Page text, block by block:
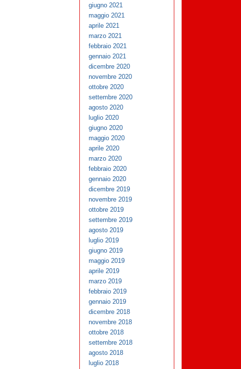
giugno 2021
maggio 2021
aprile 2021
marzo 2021
febbraio 2021
gennaio 2021
dicembre 2020
novembre 2020
ottobre 2020
settembre 2020
agosto 2020
luglio 2020
giugno 2020
maggio 2020
aprile 2020
marzo 2020
febbraio 2020
gennaio 2020
dicembre 2019
novembre 2019
ottobre 2019
settembre 2019
agosto 2019
luglio 2019
giugno 2019
maggio 2019
aprile 2019
marzo 2019
febbraio 2019
gennaio 2019
dicembre 2018
novembre 2018
ottobre 2018
settembre 2018
agosto 2018
luglio 2018